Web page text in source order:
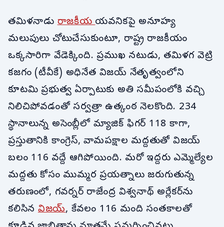
తమిళనాడురాజకీయయవనికపై అనూహ్య
మలుపులు చోటుచేసుకుంటూ, రాష్ట్ర రాజకీయం
ఒక్కసారిగా వేడెక్కింది. ప్రముఖ నటుడు, తమిళగ వెట్రి
కజగం (టీవీకే) అధినేత విజయ్ నేతృత్వంలోని
కూటమి ప్రభుత్వ ఏర్పాటుకు అతి సమీపంలోకి వచ్చి
నిలిచిపోవడంతో సర్వత్రా ఉత్కంఠ నెలకొంది. 234
స్థానాలున్న అసెంబ్లీలో మ్యాజిక్ ఫిగర్ 118 కాగా,
ప్రస్తుతానికి కాంగ్రెస్, వామపక్షాల మద్దతుతో విజయ్
బలం 116 వద్దే ఆగిపోయింది. మరో ఇద్దరు ఎమ్మెల్యేల
మద్దతు కోసం ముమ్మర ప్రయత్నాలు జరుగుతున్న
తరుణంలో, గవర్నర్ రాజేంద్ర విశ్వనాథ్ అర్లేకర్‌ను
కలిసినవిజయ్, కేవలం 116 మంది సంతకాలతో